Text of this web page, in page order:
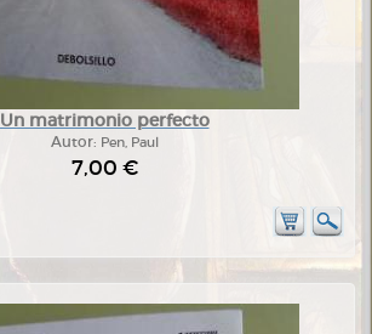
Un matrimonio perfecto
Autor: Pen, Paul
7,00 €